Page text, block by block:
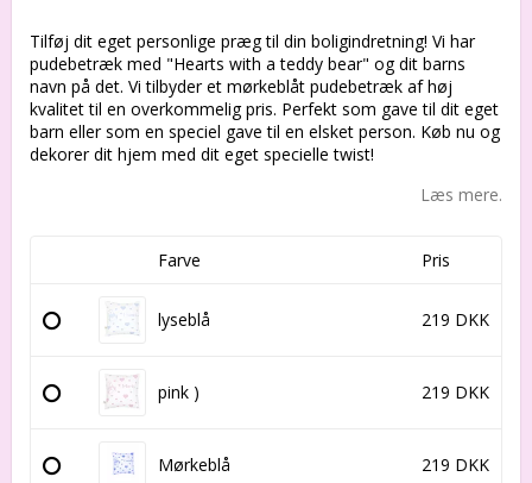
Add to list of favorites
Tilføj dit eget personlige præg til din boligindretning! Vi har
pudebetræk med "Hearts with a teddy bear" og dit barns
navn på det. Vi tilbyder et mørkeblåt pudebetræk af høj
kvalitet til en overkommelig pris. Perfekt som gave til dit eget
barn eller som en speciel gave til en elsket person. Køb nu og
dekorer dit hjem med dit eget specielle twist!
Læs mere.
Farve Pris
lyseblå 219 DKK
pink ) 219 DKK
Mørkeblå 219 DKK